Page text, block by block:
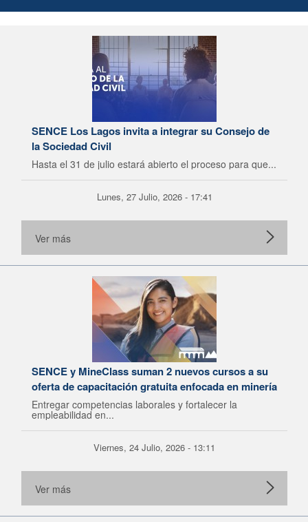
SENCE Los Lagos invita a integrar su Consejo de
la Sociedad Civil
Hasta el 31 de julio estará abierto el proceso para que...
Lunes, 27 Julio, 2026 - 17:41
Ver más
SENCE y MineClass suman 2 nuevos cursos a su
oferta de capacitación gratuita enfocada en minería
Entregar competencias laborales y fortalecer la
empleabilidad en...
Viernes, 24 Julio, 2026 - 13:11
Ver más